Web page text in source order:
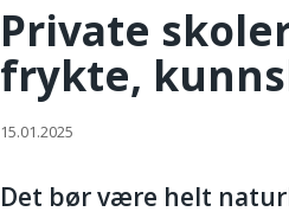
Private
frykte,
15.01.2025
Det bør være helt